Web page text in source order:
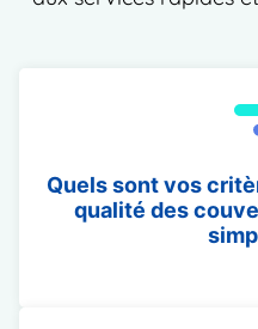
Quels sont vos
qualité des